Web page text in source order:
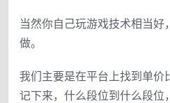
当然你自己玩游戏技术相当
做。
我们主要是在平台上找到单价
记下来，什么段位到什么段